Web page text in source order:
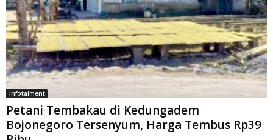
Infotaiment
Petani Tembakau di Kedungadem
Bojonegoro Tersenyum, Harga Tembus Rp39